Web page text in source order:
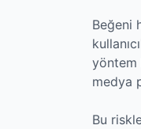
Beğeni
yöntem
medya
Bu